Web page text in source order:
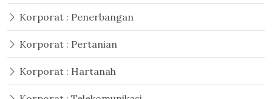
Korporat : Penerbangan
Korporat : Pertanian
Korporat : Hartanah